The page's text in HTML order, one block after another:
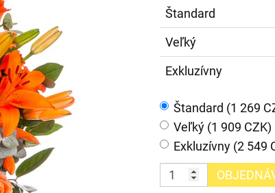
Štandard
Veľký
Exkluzívny
Štandard (1 269
Veľký (1 909 CZK)
Exkluzívny (2 549